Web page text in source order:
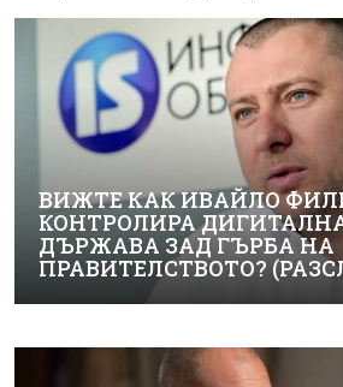
ВИЖТЕ КАК ИВАЙЛО
КОНТРОЛИРА
ДЪРЖАВА ЗАД ГЪРБА НА
ПРАВИТЕЛСТВОТО?